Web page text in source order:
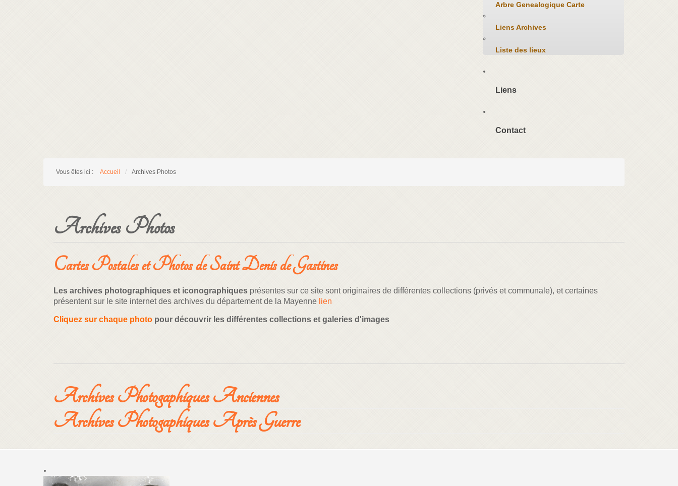
Arbre Genealogique Carte
Liens Archives
Liste des lieux
Liens
Contact
Vous êtes ici : Accueil / Archives Photos
Archives Photos
Cartes Postales et Photos de Saint Denis de Gastines
Les archives photographiques et iconographiques présentes sur ce site sont originaires de différentes collections (privés et communale), et certaines
présentent sur le site internet des archives du département de la Mayenne lien
Cliquez sur chaque photo pour découvrir les différentes collections et galeries d'images
Archives Photogaphiques Anciennes
Archives Photogaphiques Après Guerre